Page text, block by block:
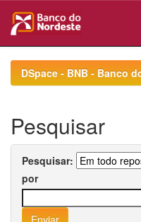
navigationDSpace - BNB - Banco
Pesquisar
Pesquisar:
por